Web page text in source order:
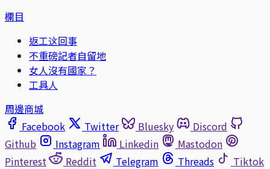
欄目
返工这回事
不重磅記者自留地
女人沒有國家？
工具人
周邊商城
Facebook
Twitter Bluesky
Discord
Github
Instagram Linkedin
Mastodon
Pinterest
Reddit Telegram Threads
Tiktok